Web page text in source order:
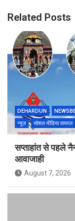
Related Posts
DEHARDUN
न्यूज़
सोशल मीडिया वायरल
सप्ताहांत से पहले
आवाजाही
August 7, 2026